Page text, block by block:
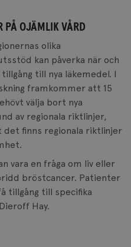
PÅ OJÄMLIK VÅRD
olika
kan påverka när och
till nya läkemedel. I
framkommer att 15
välja bort nya
av regionala riktlinjer,
det finns regionala riktlinjer
vara en fråga om liv eller
bröstcancer. Patienter
tillgång till specifika
Hay.